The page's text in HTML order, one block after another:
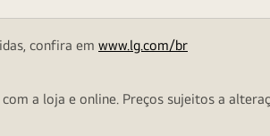
confira em www.lg.com/br
a loja e online. Preços sujeitos a